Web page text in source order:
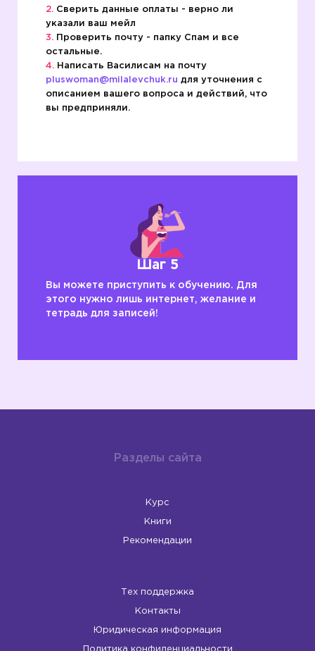
Сверить данные оплаты - верно ли
указали ваш мейл
Проверить почту - папку Спам и все
остальные.
Написать Василисам на почту
pluswoman@milalevchuk.ru для уточнения с
описанием вашего вопроса и действий, что
вы предприняли.
Шаг 5
Вы можете приступить к обучению. Для
этого нужно лишь интернет, желание и
тетрадь для записей!
Разделы сайта
Курс
Книги
Рекомендации
Тех поддержка
Контакты
Юридическая информация
Политика конфиденциальности